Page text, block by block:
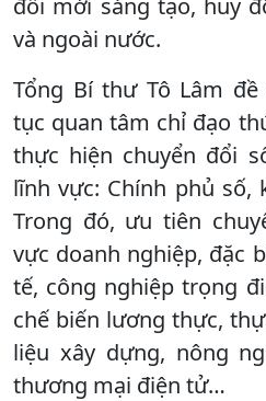
đổi mới sáng tạo, huy
và ngoài nước.
Tổng Bí thư Tô Lâm
tục quan tâm chỉ đạo
thực hiện chuyển đổi
lĩnh vực: Chính phủ số,
Trong đó, ưu tiên
vực doanh nghiệp, đặc
tế, công nghiệp trọng
chế biến lương thực,
liệu xây dựng, nông
thương mại điện tử…